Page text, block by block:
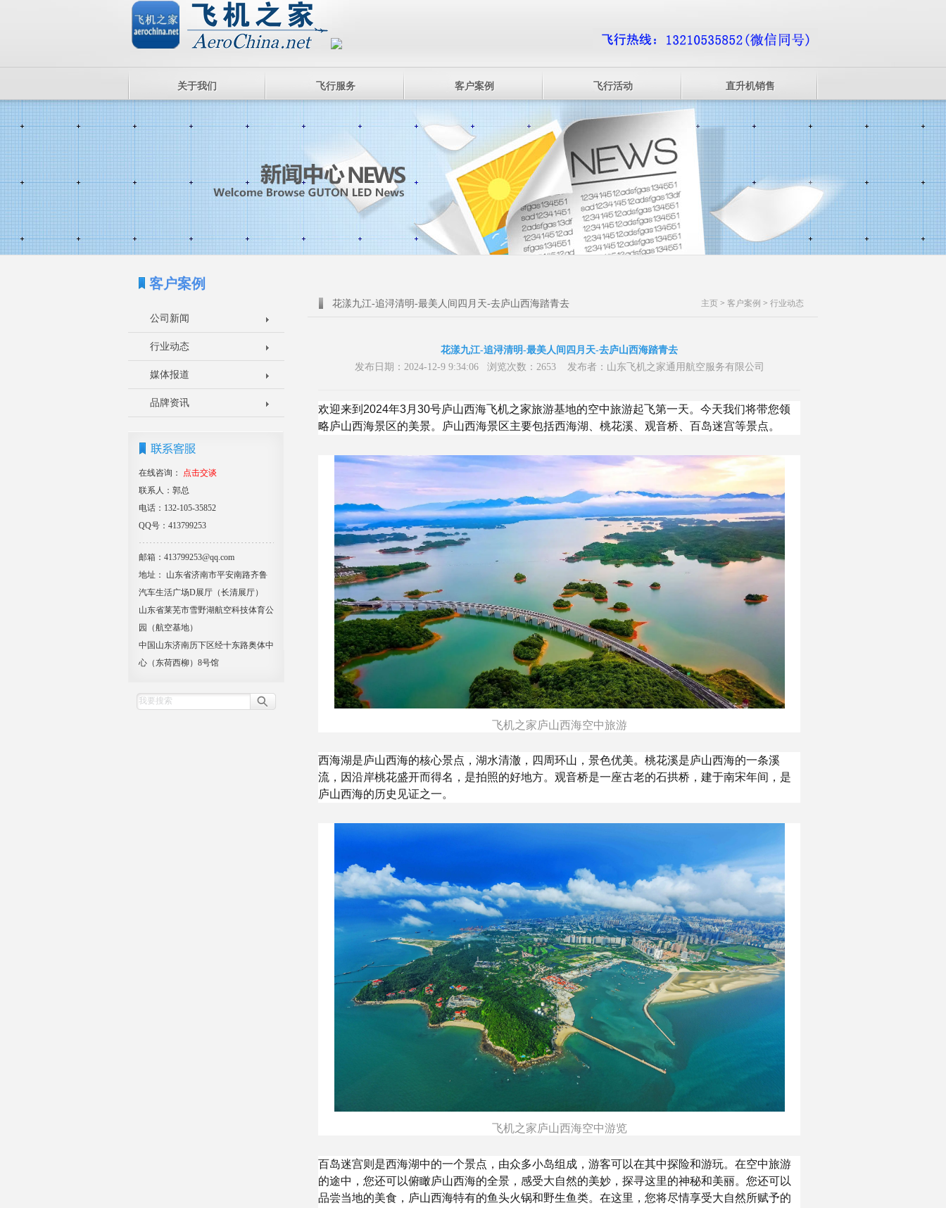
关于我们 飞行服务 客户案例 飞行活动 直升机销售
客户案例
公司新闻
行业动态
媒体报道
品牌资讯
在线咨询：
点击交谈
联系人：郭总
电话：132-105-35852
QQ号：413799253
邮箱：413799253@qq.com
地址： 山东省济南市平安南路齐鲁
汽车生活广场D展厅（长清展厅）
山东省莱芜市雪野湖航空科技体育公
园（航空基地）
中国山东济南历下区经十东路奥体中
心（东荷西柳）8号馆
主页 > 客户案例 > 行业动态
花漾九江-追浔清明-最美人间四月天-去庐山西海踏青去
花漾九江-追浔清明-最美人间四月天-去庐山西海踏青去
发布日期：2024-12-9 9:34:06 浏览次数：2653 发布者：山东飞机之家通用航空服务有限公司
欢迎来到2024年3月30号庐山西海飞机之家旅游基地的空中旅游起飞第一天。今天我们将带您领
略庐山西海景区的美景。庐山西海景区主要包括西海湖、桃花溪、观音桥、百岛迷宫等景点。
飞机之家庐山西海空中旅游
西海湖是庐山西海的核心景点，湖水清澈，四周环山，景色优美。桃花溪是庐山西海的一条溪
流，因沿岸桃花盛开而得名，是拍照的好地方。观音桥是一座古老的石拱桥，建于南宋年间，是
庐山西海的历史见证之一。
飞机之家庐山西海空中游览
百岛迷宫则是西海湖中的一个景点，由众多小岛组成，游客可以在其中探险和游玩。在空中旅游
的途中，您还可以俯瞰庐山西海的全景，感受大自然的美妙，探寻这里的神秘和美丽。您还可以
品尝当地的美食，庐山西海特有的鱼头火锅和野生鱼类。在这里，您将尽情享受大自然所赋予的